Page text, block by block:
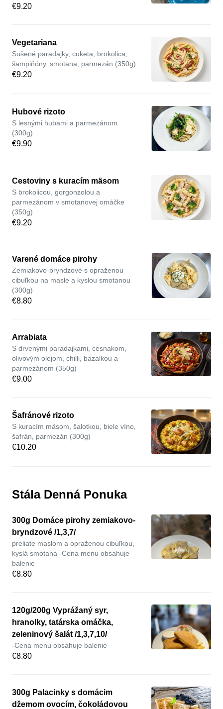
€9.20
Vegetariana
Sušené paradajky, cuketa, brokolica,
šampiňóny, smotana, parmezán (350g)
€9.20
Hubové rizoto
S lesnými hubami a parmezánom
(300g)
€9.90
Cestoviny s kuracím mäsom
S brokolicou, gorgonzolou a
parmezánom v smotanovej omáčke
(350g)
€9.20
Varené domáce pirohy
Zemiakovo-bryndzové s opraženou
cibuľkou na masle a kyslou smotanou
(300g)
€8.80
Arrabiata
S drvenými paradajkami, cesnakom,
olivovým olejom, chilli, bazalkou a
parmezánom (350g)
€9.00
Šafránové rizoto
S kuracím mäsom, šalotkou, biele víno,
šafrán, parmezán (300g)
€10.20
Stála Denná Ponuka
300g Domáce pirohy zemiakovo-
bryndzové /1,3,7/
preliate maslom a opraženou cibuľkou,
kyslá smotana -Cena menu obsahuje
balenie
€8.80
120g/200g Vyprážaný syr,
hranolky, tatárska omáčka,
zeleninový šalát /1,3,7,10/
-Cena menu obsahuje balenie
€8.80
300g Palacinky s domácim
džemom ovocím, čokoládovou